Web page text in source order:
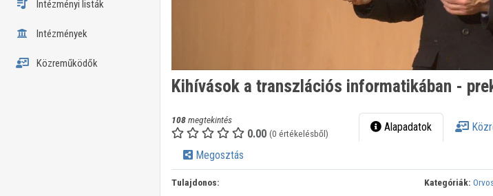
Intézményi listák
Intézmények
Közreműködők
Kihívások a transzlációs informatikában -
108megtekintés
0.00 (0 értékelésből) Alapadatok
Megosztás
Tulajdonos: Kategóriák: